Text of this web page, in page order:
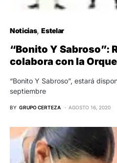
Noticias Estelar
“Bonito Y Sabroso”:
colabora con la
“Bonito Y Sabroso”, estará
septiembre
BY GRUPO CERTEZA AGOSTO 16, 2020